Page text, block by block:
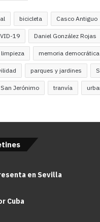
bicicleta Casco Antiguo
19 Daniel González Rojas
limpieza memoria democrática
parques y jardines
San Jerónimo tranvía
en Sevilla
Cuba